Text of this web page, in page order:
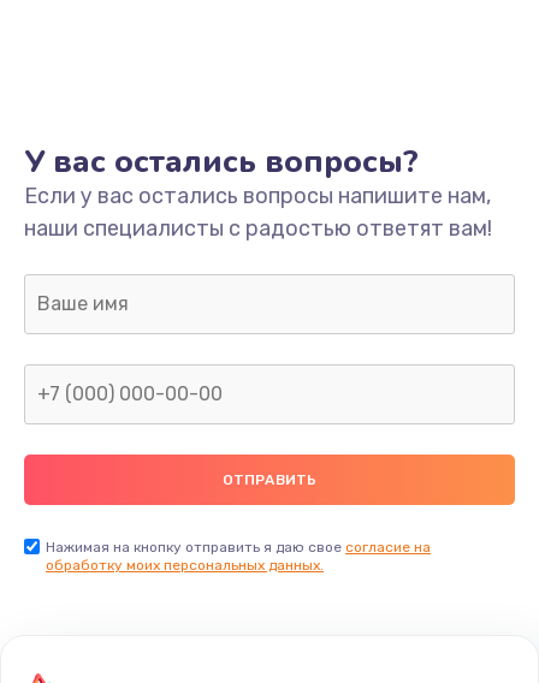
Замена/Pемонт карбюратора
1300 руб.
Заказать
Ремонт капиллярной трубки
400 руб.
Заказать
У вас остались вопросы?
Если у вас остались вопросы напишите нам,
наши специалисты с радостью ответят вам!
Нажимая на кнопку отправить я даю свое согласие на
обработку моих персональных данных.